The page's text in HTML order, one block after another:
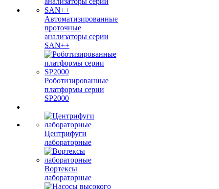
Автоматизированные
проточные
анализаторы серии
SAN++
Роботизированные
платформы серии
SP2000
Центрифуги
лабораторные
Вортексы
лабораторные